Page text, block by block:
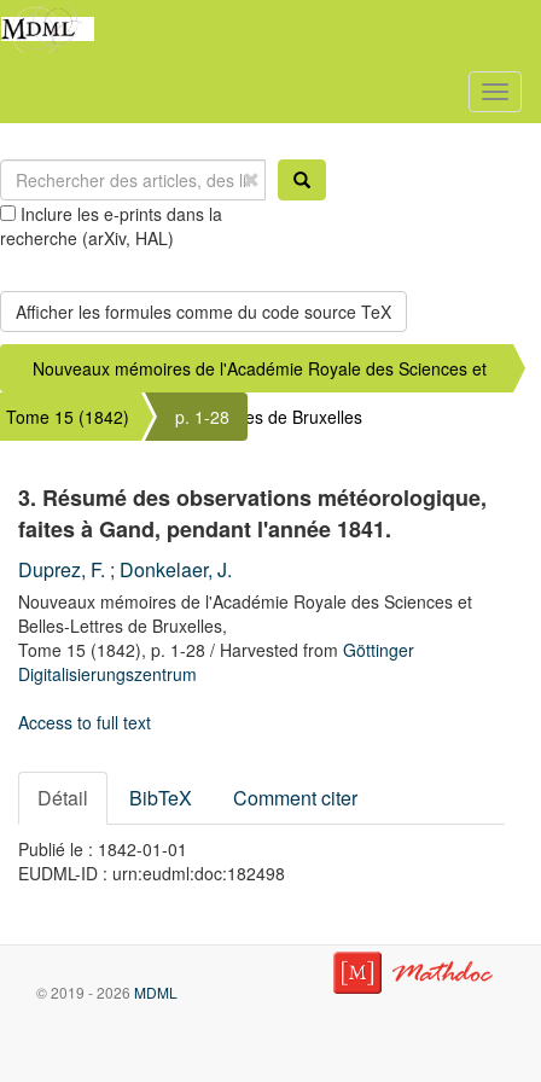
Inclure les e-prints dans la
recherche (arXiv, HAL)
Nouveaux mémoires de l'Académie Royale des Sciences et
Belles-Lettres de Bruxelles
Tome 15 (1842) p. 1-28
3. Résumé des observations météorologique,
faites à Gand, pendant l'année 1841.
Duprez, F. ; Donkelaer, J.
Nouveaux mémoires de l'Académie Royale des Sciences et
Belles-Lettres de Bruxelles,
Tome 15 (1842), p. 1-28 / Harvested from Göttinger
Digitalisierungszentrum
Access to full text
Détail BibTeX Comment citer
Publié le : 1842-01-01
EUDML-ID : urn:eudml:doc:182498
© 2019 - 2026 MDML